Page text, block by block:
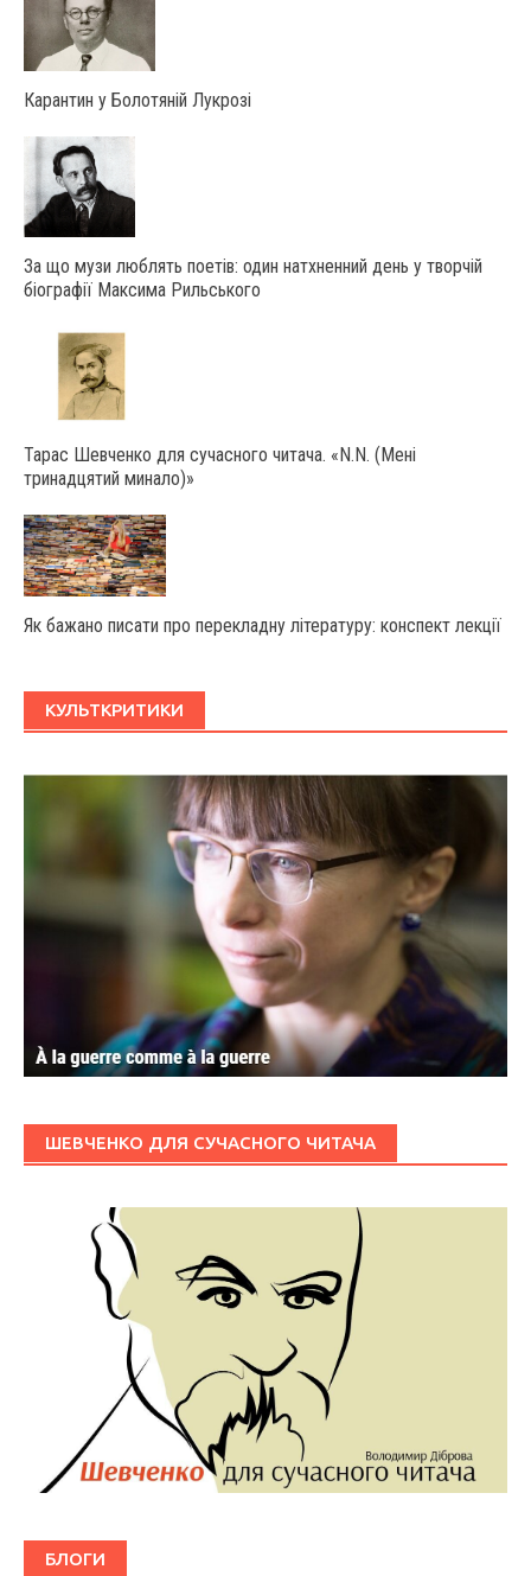
Карантин у Болотяній Лукрозі
За що музи люблять поетів: один натхненний день у творчій
біографії Максима Рильського
Тарас Шевченко для сучасного читача. «N.N. (Мені
тринадцятий минало)»
Як бажано писати про перекладну літературу: конспект лекції
КУЛЬТКРИТИКИ
ШЕВЧЕНКО ДЛЯ СУЧАСНОГО ЧИТАЧА
БЛОГИ